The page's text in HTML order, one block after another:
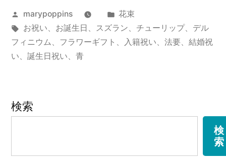
ナ
ル
オ
ー
花
投
稿
者:
marypoppins
カ
テ
ゴ
花束
タ
グ:
お祝い、 お誕生日 、 スズラン、 チューリップ、 デル
フィニウム、 フラワーギフト 、 入籍祝い、 法要、 結婚祝
い、 誕生日祝い、 青
検索
検
索